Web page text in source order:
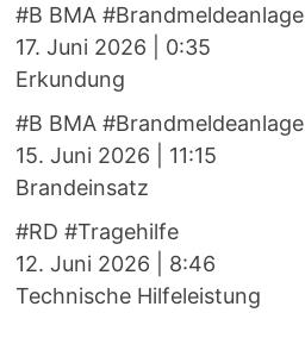
#B BMA #Brandmeldeanlage
17. Juni 2026
0:35
Erkundung
#B BMA #Brandmeldeanlage
15. Juni 2026
11:15
Brandeinsatz
#RD #Tragehilfe
12. Juni 2026
8:46
Technische Hilfeleistung